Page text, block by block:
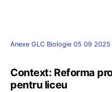
Anexe GLC Biologie 05 09 2025
Context: Reforma
pentru liceu